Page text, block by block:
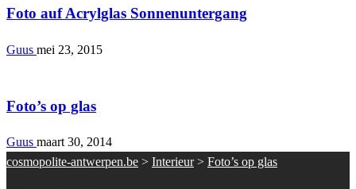
Foto auf Acrylglas Sonnenuntergang
Guus mei 23, 2015
Foto’s op glas
Guus maart 30, 2014
cosmopolite-antwerpen.be > Interieur> Foto’s op glas